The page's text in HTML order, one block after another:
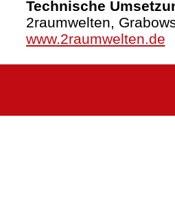
Technische
2raumwelten,
www.2raumwelten.de